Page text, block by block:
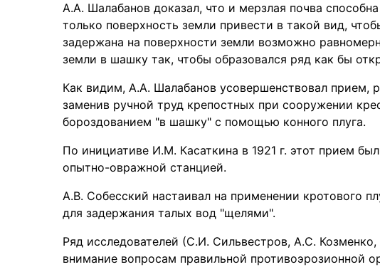
А.А. Шалабанов доказал, что и мерзлая почва
только поверхность земли привести в такой вид,
задержана на поверхности земли возможно
земли в шашку так, чтобы образовался ряд как бы
Как видим, А.А. Шалабанов усовершенствовал прием,
заменив ручной труд крепостных при сооружении
бороздованием "в шашку" с помощью конного плуга.
По инициативе И.М. Касаткина в 1921 г. этот прием
опытно-овражной станцией.
А.В. Собесский настаивал на применении кротового
для задержания талых вод "щелями".
Ряд исследователей (С.И. Сильвестров, А.С.
внимание вопросам правильной противоэрозионной